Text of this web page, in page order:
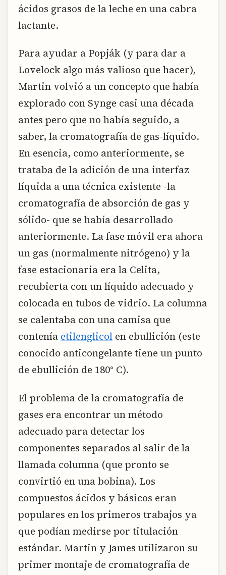
ácidos grasos de la leche en una cabra
lactante.
Para ayudar a Popják (y para dar a
Lovelock algo más valioso que hacer),
Martin volvió a un concepto que había
explorado con Synge casi una década
antes pero que no había seguido, a
saber, la cromatografía de gas-líquido.
En esencia, como anteriormente, se
trataba de la adición de una interfaz
líquida a una técnica existente -la
cromatografía de absorción de gas y
sólido- que se había desarrollado
anteriormente. La fase móvil era ahora
un gas (normalmente nitrógeno) y la
fase estacionaria era la Celita,
recubierta con un líquido adecuado y
colocada en tubos de vidrio. La columna
se calentaba con una camisa que
contenía etilenglicol en ebullición (este
conocido anticongelante tiene un punto
de ebullición de 180° C).
El problema de la cromatografía de
gases era encontrar un método
adecuado para detectar los
componentes separados al salir de la
llamada columna (que pronto se
convirtió en una bobina). Los
compuestos ácidos y básicos eran
populares en los primeros trabajos ya
que podían medirse por titulación
estándar. Martin y James utilizaron su
primer montaje de cromatografía de